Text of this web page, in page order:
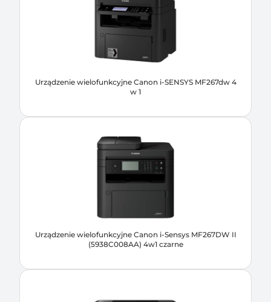
Urządzenie wielofunkcyjne Canon i-SENSYS MF267dw 4
w 1
Urządzenie wielofunkcyjne Canon i-Sensys MF267DW II
(5938C008AA) 4w1 czarne